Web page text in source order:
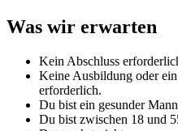
Was wir erwarten
Kein Abschluss
Keine Ausbildung oder
erforderlich.
Du bist ein gesunder
Du bist zwischen 18 und